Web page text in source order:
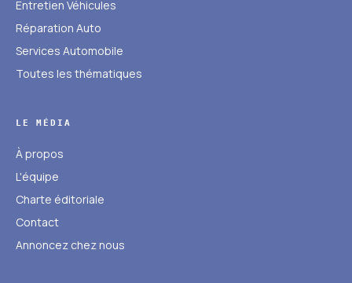
Entretien Véhicules
Réparation Auto
Services Automobile
Toutes les thématiques
LE MÉDIA
À propos
L'équipe
Charte éditoriale
Contact
Annoncez chez nous